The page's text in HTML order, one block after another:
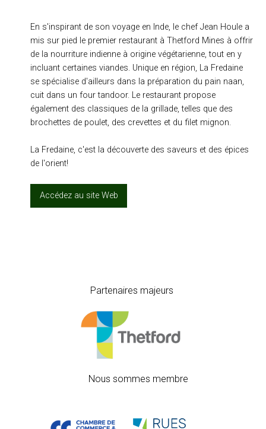
En s'inspirant de son voyage en Inde, le chef Jean Houle a
mis sur pied le premier restaurant à Thetford Mines à offrir
de la nourriture indienne à origine végétarienne, tout en y
incluant certaines viandes. Unique en région, La Fredaine
se spécialise d'ailleurs dans la préparation du pain naan,
cuit dans un four tandoor. Le restaurant propose
également des classiques de la grillade, telles que des
brochettes de poulet, des crevettes et du filet mignon.
La Fredaine, c'est la découverte des saveurs et des épices
de l'orient!
Accédez au site Web
Partenaires majeurs
Nous sommes membre